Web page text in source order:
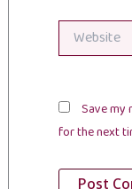
Website
Save my
for the next